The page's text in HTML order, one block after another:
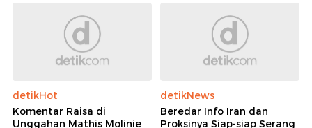
detikHot
Komentar Raisa di
Unggahan Mathis Molinie
detikNews
Beredar Info Iran dan
Proksinya Siap-siap Serang